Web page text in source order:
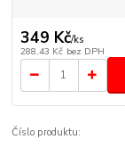
349 Kč/ks
288,43 Kč bez DPH
Číslo produktu: